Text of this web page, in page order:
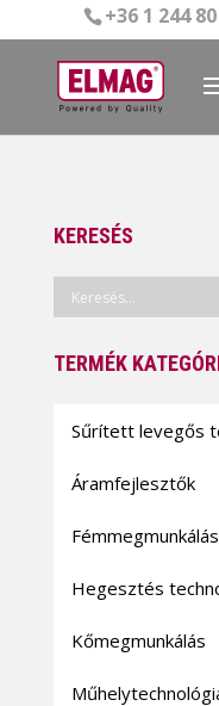
+36 1 244
KERESÉS
TERMÉK
Sűrített levegős
Áramfejlesztők
Fémmegmunkálás
Hegesztés
Kőmegmunkálás